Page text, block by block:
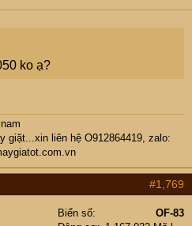
ko ạ?
giặt...xin liên hệ O912864419, zalo:
#1,769
Biển số
OF-83